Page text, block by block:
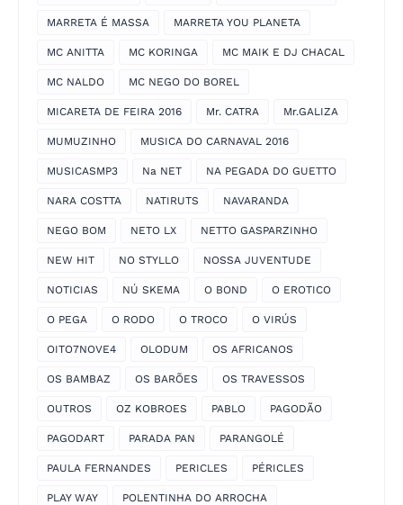
MARRETA É MASSA MARRETA YOU PLANETA
MC ANITTA MC KORINGA MC MAIK E DJ CHACAL
MC NALDO MC NEGO DO BOREL
MICARETA DE FEIRA 2016 Mr. CATRA Mr.GALIZA
MUMUZINHO MUSICA DO CARNAVAL 2016
MUSICASMP3 Na NET NA PEGADA DO GUETTO
NARA COSTTA NATIRUTS NAVARANDA
NEGO BOM NETO LX NETTO GASPARZINHO
NEW HIT NO STYLLO NOSSA JUVENTUDE
NOTICIAS NÚ SKEMA O BOND O EROTICO
O PEGA O RODO O TROCO O VIRÚS
OITO7NOVE4 OLODUM OS AFRICANOS
OS BAMBAZ OS BARÕES OS TRAVESSOS
OUTROS OZ KOBROES PABLO PAGODÃO
PAGODART PARADA PAN PARANGOLÉ
PAULA FERNANDES PERICLES PÉRICLES
PLAY WAY POLENTINHA DO ARROCHA